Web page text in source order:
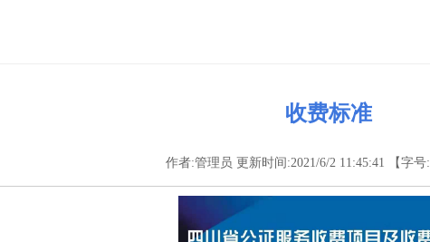
收费标准
作者:管理员 更新时间:2021/6/2 11:45:41 【字号: